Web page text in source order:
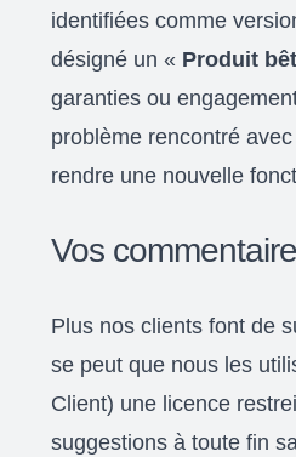
identifiées comme
désigné un « Produit
garanties ou
problème rencontré
rendre une nouvelle
Vos
Plus nos clients font de
se peut que nous les
Client) une licence
suggestions à toute fin